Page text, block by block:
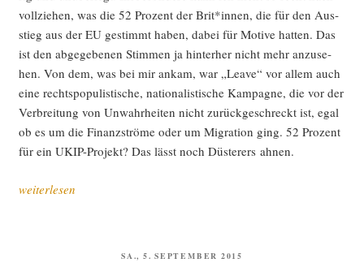
voll­zie­hen, was die 52 Pro­zent der Brit*innen, die für den Aus­
stieg aus der EU gestimmt haben, dabei für Moti­ve hat­ten. Das
ist den abge­ge­be­nen Stim­men ja hin­ter­her nicht mehr anzu­se­
hen. Von dem, was bei mir ankam, war „Lea­ve“ vor allem auch
eine rechts­po­pu­lis­ti­sche, natio­na­lis­ti­sche Kam­pa­gne, die vor der
Ver­brei­tung von Unwahr­hei­ten nicht zurück­ge­schreckt ist, egal
ob es um die Finanz­strö­me oder um Migra­ti­on ging. 52 Pro­zent
für ein UKIP-Pro­jekt? Das lässt noch Düs­te­rers ahnen.
„Die
weiterlesen
VERÖFFENTLICHT
SA., 5. SEPTEMBER 2015